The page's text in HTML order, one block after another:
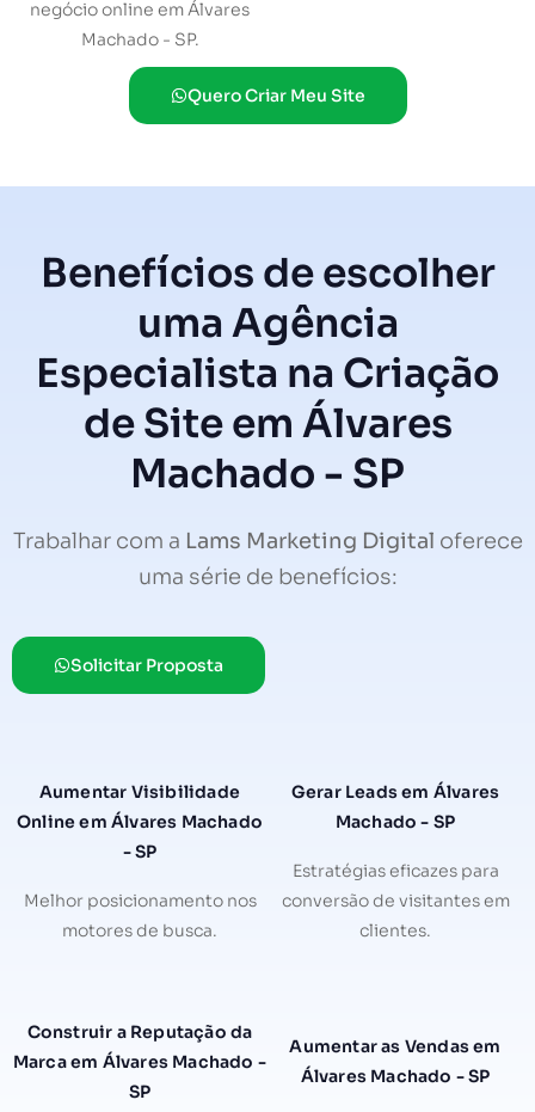
negócio online em Álvares
Machado - SP.
Quero Criar Meu Site
Benefícios de escolher
uma Agência
Especialista na Criação
de Site em Álvares
Machado - SP
Trabalhar com a Lams Marketing Digital oferece
uma série de benefícios:
Solicitar Proposta
Aumentar Visibilidade
Online em Álvares Machado
- SP
Melhor posicionamento nos
motores de busca.
Gerar Leads em Álvares
Machado - SP
Estratégias eficazes para
conversão de visitantes em
clientes.
Construir a Reputação da
Marca em Álvares Machado -
SP
Aumentar as Vendas em
Álvares Machado - SP